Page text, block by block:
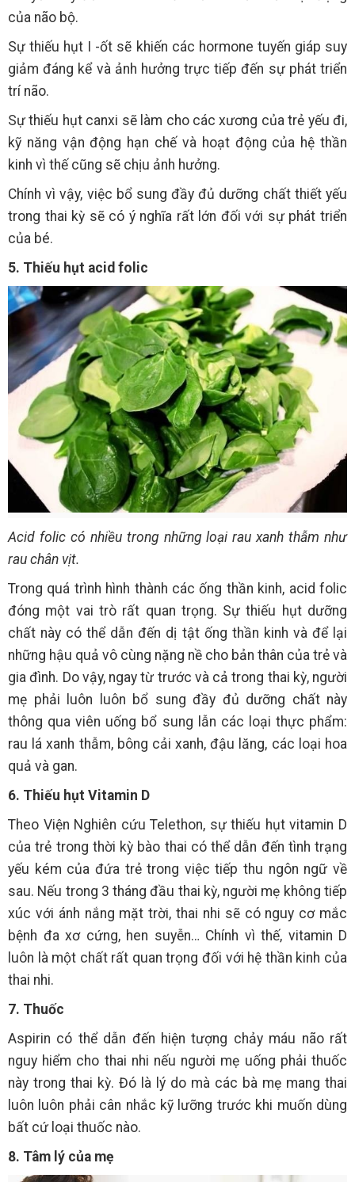
của não bộ.
Sự thiếu hụt I -ốt sẽ khiến các hormone tuyến giáp suy
giảm đáng kể và ảnh hưởng trực tiếp đến sự phát triển
trí não.
Sự thiếu hụt canxi sẽ làm cho các xương của trẻ yếu đi,
kỹ năng vận động hạn chế và hoạt động của hệ thần
kinh vì thế cũng sẽ chịu ảnh hưởng.
Chính vì vậy, việc bổ sung đầy đủ dưỡng chất thiết yếu
trong thai kỳ sẽ có ý nghĩa rất lớn đối với sự phát triển
của bé.
5. Thiếu hụt acid folic
Acid folic có nhiều trong những loại rau xanh thẫm như
rau chân vịt.
Trong quá trình hình thành các ống thần kinh, acid folic
đóng một vai trò rất quan trọng. Sự thiếu hụt dưỡng
chất này có thể dẫn đến dị tật ống thần kinh và để lại
những hậu quả vô cùng nặng nề cho bản thân của trẻ và
gia đình. Do vậy, ngay từ trước và cả trong thai kỳ, người
mẹ phải luôn luôn bổ sung đầy đủ dưỡng chất này
thông qua viên uống bổ sung lẫn các loại thực phẩm:
rau lá xanh thẫm, bông cải xanh, đậu lăng, các loại hoa
quả và gan.
6. Thiếu hụt Vitamin D
Theo Viện Nghiên cứu Telethon, sự thiếu hụt vitamin D
của trẻ trong thời kỳ bào thai có thể dẫn đến tình trạng
yếu kém của đứa trẻ trong việc tiếp thu ngôn ngữ về
sau. Nếu trong 3 tháng đầu thai kỳ, người mẹ không tiếp
xúc với ánh nắng mặt trời, thai nhi sẽ có nguy cơ mắc
bệnh đa xơ cứng, hen suyễn… Chính vì thế, vitamin D
luôn là một chất rất quan trọng đối với hệ thần kinh của
thai nhi.
7. Thuốc
Aspirin có thể dẫn đến hiện tượng chảy máu não rất
nguy hiểm cho thai nhi nếu người mẹ uống phải thuốc
này trong thai kỳ. Đó là lý do mà các bà mẹ mang thai
luôn luôn phải cân nhắc kỹ lưỡng trước khi muốn dùng
bất cứ loại thuốc nào.
8. Tâm lý của mẹ